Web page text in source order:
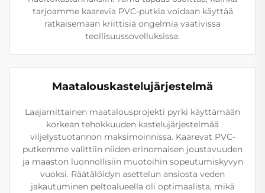
tarjoamme kaarevia PVC-putkia voidaan käyttää
ratkaisemaan kriittisiä ongelmia vaativissa
teollisuussovelluksissa.
Maatalouskastelujärjestelmä
Laajamittainen maatalousprojekti pyrki käyttämään
korkean tehokkuuden kastelujärjestelmää
viljelystuotannon maksimoinnissa. Kaarevat PVC-
putkemme valittiin niiden erinomaisen joustavuuden
ja maaston luonnollisiin muotoihin sopeutumiskyvyn
vuoksi. Räätälöidyn asettelun ansiosta veden
jakautuminen peltoalueella oli optimaalista, mikä